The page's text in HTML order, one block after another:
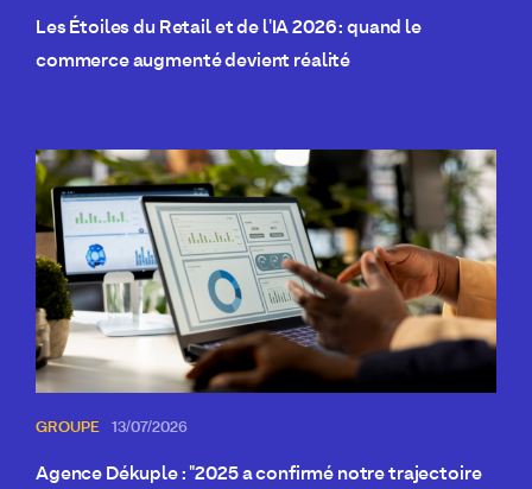
Les Étoiles du Retail et de l'IA 2026 : quand le
commerce augmenté devient réalité
GROUPE 13/07/2026
Agence Dékuple : "2025 a confirmé notre trajectoire